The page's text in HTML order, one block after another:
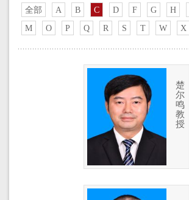
全部 A B C D F G H
M
O P Q R S T W X
楚
尔
鸣
教
授